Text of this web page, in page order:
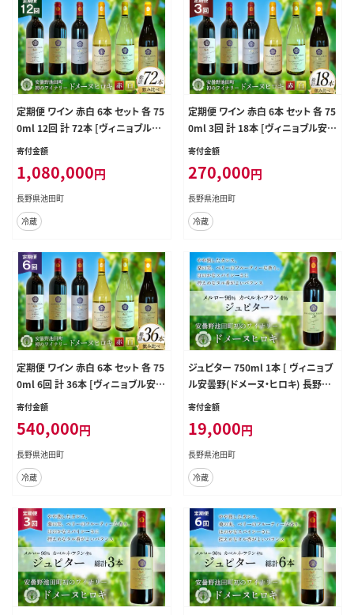
定期便 ワイン 赤白 6本 セット 各 75
0ml 12回 計 72本 [ヴィニョブル安
曇野 長野県 池田町 48110764] フ
イン 白ワイン
寄付金額
1,080,000円
長野県池田町
冷蔵
定期便 ワイン 赤白 6本 セット 各 75
0ml 3回 計 18本 [ヴィニョブル安曇
野 長野県 池田町 48110766] フル
ン 白ワイン
寄付金額
270,000円
長野県池田町
冷蔵
定期便 ワイン 赤白 6本 セット 各 75
0ml 6回 計 36本 [ヴィニョブル安曇
野 長野県 池田町 48110765] フル
ン 白ワイン
寄付金額
540,000円
長野県池田町
冷蔵
ジュピター 750ml 1本 [ ヴィニョブ
ル安曇野(ドメーヌ・ヒロキ) 長野県
池田町 48110811] ワイン 赤 赤ワイ
寄付金額
19,000円
長野県池田町
冷蔵